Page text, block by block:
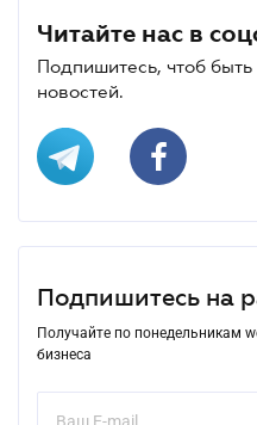
Читайте нас в
Подпишитесь, чтоб
новостей.
Подпишитесь на
Получайте по понедельникам
бизнеса